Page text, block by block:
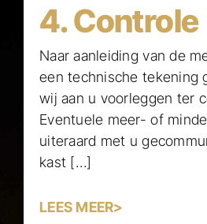
4. Controle
Naar aanleiding van de
een technische tekening
wij aan u voorleggen ter
Eventuele meer- of
uiteraard met u
kast […]
LEES MEER>